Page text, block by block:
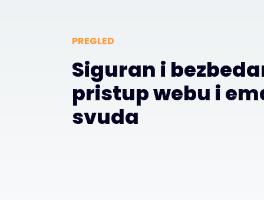
PREGLED
Siguran i
pristup webu i
svuda